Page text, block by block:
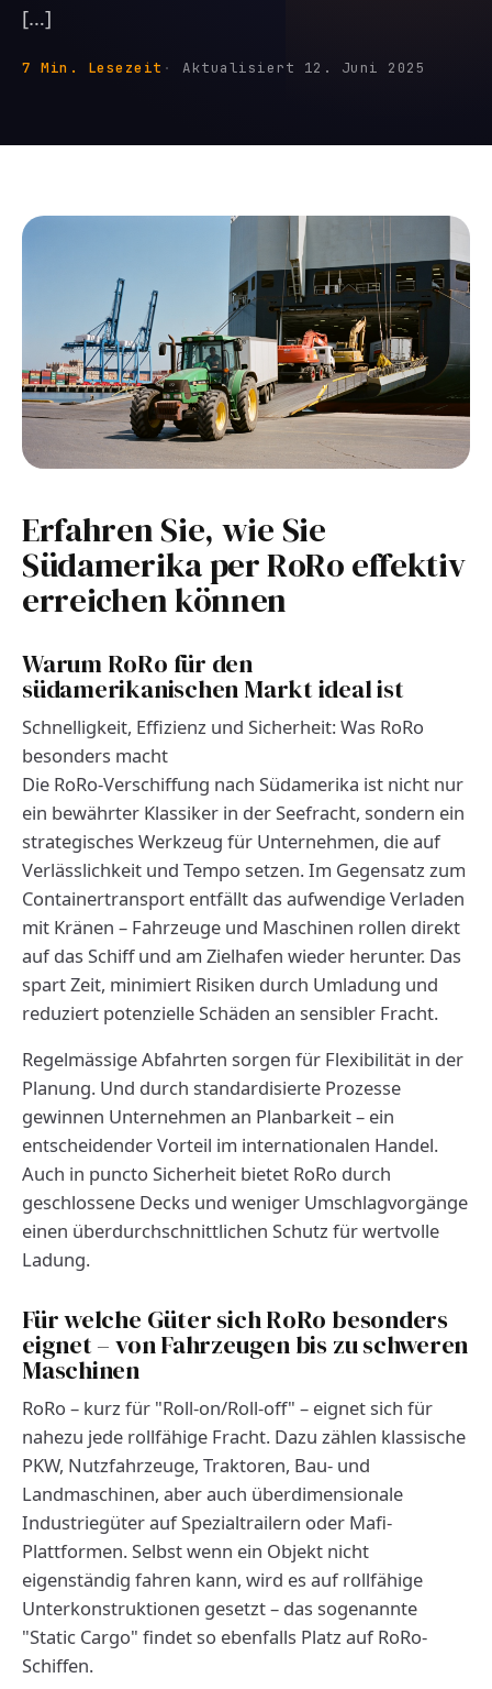
[…]
7 Min. Lesezeit Aktualisiert 12. Juni 2025
Erfahren Sie, wie Sie
Südamerika per RoRo effektiv
erreichen können
Warum RoRo für den
südamerikanischen Markt ideal ist
Schnelligkeit, Effizienz und Sicherheit: Was RoRo
besonders macht
Die RoRo-Verschiffung nach Südamerika ist nicht nur
ein bewährter Klassiker in der Seefracht, sondern ein
strategisches Werkzeug für Unternehmen, die auf
Verlässlichkeit und Tempo setzen. Im Gegensatz zum
Containertransport entfällt das aufwendige Verladen
mit Kränen – Fahrzeuge und Maschinen rollen direkt
auf das Schiff und am Zielhafen wieder herunter. Das
spart Zeit, minimiert Risiken durch Umladung und
reduziert potenzielle Schäden an sensibler Fracht.
Regelmässige Abfahrten sorgen für Flexibilität in der
Planung. Und durch standardisierte Prozesse
gewinnen Unternehmen an Planbarkeit – ein
entscheidender Vorteil im internationalen Handel.
Auch in puncto Sicherheit bietet RoRo durch
geschlossene Decks und weniger Umschlagvorgänge
einen überdurchschnittlichen Schutz für wertvolle
Ladung.
Für welche Güter sich RoRo besonders
eignet – von Fahrzeugen bis zu schweren
Maschinen
RoRo – kurz für "Roll-on/Roll-off" – eignet sich für
nahezu jede rollfähige Fracht. Dazu zählen klassische
PKW, Nutzfahrzeuge, Traktoren, Bau- und
Landmaschinen, aber auch überdimensionale
Industriegüter auf Spezialtrailern oder Mafi-
Plattformen. Selbst wenn ein Objekt nicht
eigenständig fahren kann, wird es auf rollfähige
Unterkonstruktionen gesetzt – das sogenannte
"Static Cargo" findet so ebenfalls Platz auf RoRo-
Schiffen.